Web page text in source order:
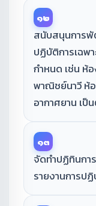
๑๒
สนับสนุนการพั
ปฏิบัติการเฉพ
กำหนด เช่น ห้
พาณิชย์นาวี ห้
อากาศยาน เป็
๑๓
จัดทำปฏิทินกา
รายงานการป